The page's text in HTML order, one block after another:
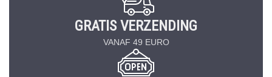
GRATIS VERZENDING
VANAF 49 EURO